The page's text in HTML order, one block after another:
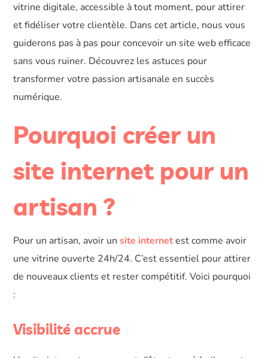
vitrine digitale, accessible à tout moment, pour attirer
et fidéliser votre clientèle. Dans cet article, nous vous
guiderons pas à pas pour concevoir un site web efficace
sans vous ruiner. Découvrez les astuces pour
transformer votre passion artisanale en succès
numérique.
Pourquoi créer un
site internet pour un
artisan ?
Pour un artisan, avoir unsite internetest comme avoir
une vitrine ouverte 24h/24. C’est essentiel pour attirer
de nouveaux clients et rester compétitif. Voici pourquoi
:
Visibilité accrue